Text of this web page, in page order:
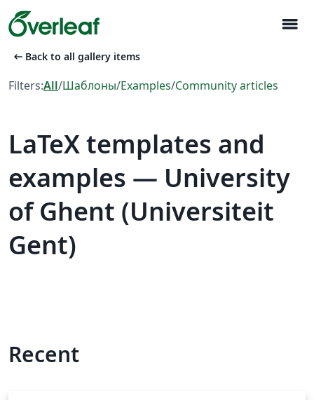
menu
arrow_left_alt Back to all gallery items
Filters:All/Шаблоны/Examples/Community articles
LaTeX templates and
examples — University
of Ghent (Universiteit
Gent)
Recent